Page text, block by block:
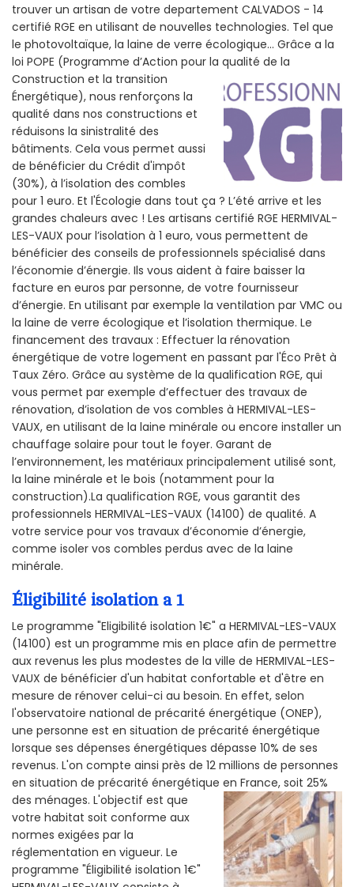
trouver un artisan de votre departement CALVADOS - 14
certifié RGE en utilisant de nouvelles technologies. Tel que
le photovoltaïque, la laine de verre écologique... Grâce a la
loi POPE (Programme d’Action pour la qualité de la
Construction et la transition
Énergétique), nous renforçons la
qualité dans nos constructions et
réduisons la sinistralité des
bâtiments. Cela vous permet aussi
de bénéficier du Crédit d'impôt
(30%), à l’isolation des combles
pour 1 euro. Et l'Écologie dans tout ça ? L’été arrive et les
grandes chaleurs avec ! Les artisans certifié RGE HERMIVAL-
LES-VAUX pour l’isolation à 1 euro, vous permettent de
bénéficier des conseils de professionnels spécialisé dans
l’économie d’énergie. Ils vous aident à faire baisser la
facture en euros par personne, de votre fournisseur
d’énergie. En utilisant par exemple la ventilation par VMC ou
la laine de verre écologique et l’isolation thermique. Le
financement des travaux : Effectuer la rénovation
énergétique de votre logement en passant par l'Éco Prêt à
Taux Zéro. Grâce au système de la qualification RGE, qui
vous permet par exemple d’effectuer des travaux de
rénovation, d’isolation de vos combles à HERMIVAL-LES-
VAUX, en utilisant de la laine minérale ou encore installer un
chauffage solaire pour tout le foyer. Garant de
l’environnement, les matériaux principalement utilisé sont,
la laine minérale et le bois (notamment pour la
construction).La qualification RGE, vous garantit des
professionnels HERMIVAL-LES-VAUX (14100) de qualité. A
votre service pour vos travaux d’économie d’énergie,
comme isoler vos combles perdus avec de la laine
minérale.
Éligibilité isolation a 1
Le programme "Eligibilité isolation 1€" a HERMIVAL-LES-VAUX
(14100) est un programme mis en place afin de permettre
aux revenus les plus modestes de la ville de HERMIVAL-LES-
VAUX de bénéficier d'un habitat confortable et d'être en
mesure de rénover celui-ci au besoin. En effet, selon
l'observatoire national de précarité énergétique (ONEP),
une personne est en situation de précarité énergétique
lorsque ses dépenses énergétiques dépasse 10% de ses
revenus. L'on compte ainsi près de 12 millions de personnes
en situation de précarité énergétique en France, soit 25%
des ménages. L'objectif est que
votre habitat soit conforme aux
normes exigées par la
réglementation en vigueur. Le
programme "Éligibilité isolation 1€"